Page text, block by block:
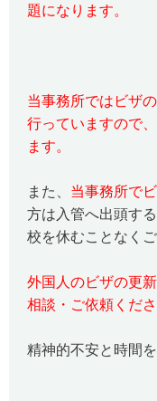
題になります。
当事務所ではビザ
行っていますので
ます。
また、 当事務所で
方は入管へ出頭す
校を休むことなく
外国人のビザの更
相談・ご依頼くださ
精神的不安と時間